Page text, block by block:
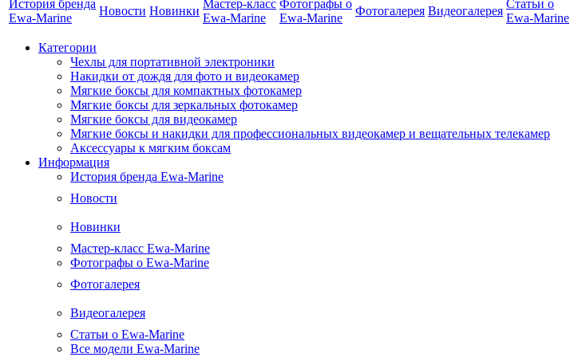
История бренда
Ewa-Marine
Новости Новинки
Мастер-класс
Ewa-Marine
Фотографы о
Ewa-Marine
Фотогалерея Видеогалерея
Статьи о
Ewa-Marine
Категории
Чехлы для портативной электроники
Накидки от дождя для фото и видеокамер
Мягкие боксы для компактных фотокамер
Мягкие боксы для зеркальных фотокамер
Мягкие боксы для видеокамер
Мягкие боксы и накидки для профессиональных видеокамер и вещательных телекамер
Аксессуары к мягким боксам
Информация
История бренда Ewa-Marine
Новости
Новинки
Мастер-класс Ewa-Marine
Фотографы о Ewa-Marine
Фотогалерея
Видеогалерея
Статьи о Ewa-Marine
Все модели Ewa-Marine